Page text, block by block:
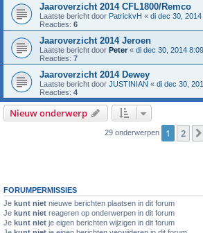
Jaaroverzicht 2014 CFL1800/Remco
Laatste bericht door PatrickvH « di dec 30,
Reacties: 6
Jaaroverzicht 2014 Jeroen
Laatste bericht door Peter « di dec 30, 2014
Reacties: 7
Jaaroverzicht 2014 Dewey
Laatste bericht door JUSTINIAN « di dec 30,
Reacties: 4
Nieuw onderwerp
29 onderwerpen 1 2
FORUMPERMISSIES
Je kunt niet nieuwe berichten plaatsen in dit forum
Je kunt niet reageren op onderwerpen in dit forum
Je kunt niet je eigen berichten wijzigen in dit forum